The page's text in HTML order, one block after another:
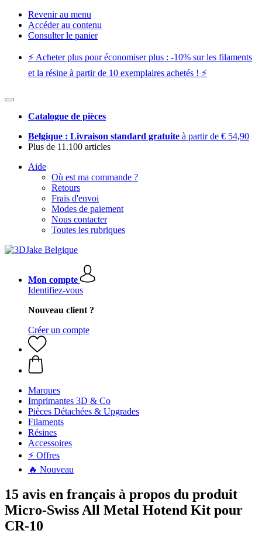
Revenir au menu
Accéder au contenu
Consulter le panier
⚡️ Acheter plus pour économiser plus : -10% sur les filaments
et la résine à partir de 10 exemplaires achetés ! ⚡️
Catalogue de pièces
Belgique : Livraison standard gratuite à partir de € 54,90
Plus de 11.100 articles
Aide
Où est ma commande ?
Retours
Frais d'envoi
Modes de paiement
Nous contacter
Toutes les rubriques
Mon compte
Identifiez-vous
Nouveau client ?
Créer un compte
Marques
Imprimantes 3D & Co
Pièces Détachées & Upgrades
Filaments
Résines
Accessoires
⚡ Offres
🔥 Nouveau
15 avis en français à propos du produit
Micro-Swiss All Metal Hotend Kit pour
CR-10